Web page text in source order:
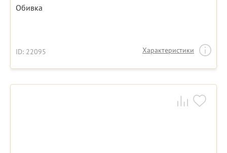
Обивка
ID: 22095 Характеристики